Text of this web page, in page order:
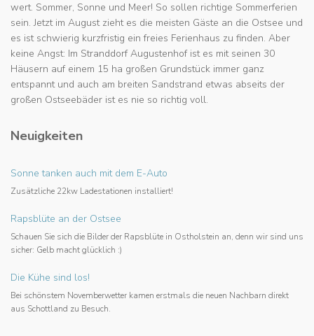
wert. Sommer, Sonne und Meer! So sollen richtige Sommerferien
sein. Jetzt im August zieht es die meisten Gäste an die Ostsee und
es ist schwierig kurzfristig ein freies Ferienhaus zu finden. Aber
keine Angst: Im Stranddorf Augustenhof ist es mit seinen 30
Häusern auf einem 15 ha großen Grundstück immer ganz
entspannt und auch am breiten Sandstrand etwas abseits der
großen Ostseebäder ist es nie so richtig voll.
Neuigkeiten
Sonne tanken auch mit dem E-Auto
Zusätzliche 22kw Ladestationen installiert!
Rapsblüte an der Ostsee
Schauen Sie sich die Bilder der Rapsblüte in Ostholstein an, denn wir sind uns
sicher: Gelb macht glücklich :)
Die Kühe sind los!
Bei schönstem Novemberwetter kamen erstmals die neuen Nachbarn direkt
aus Schottland zu Besuch.